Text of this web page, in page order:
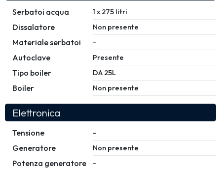
Serbatoi acqua 1 x 275 litri
Dissalatore Non presente
Materiale serbatoi -
Autoclave Presente
Tipo boiler DA 25L
Boiler Non presente
Elettronica
Tensione -
Generatore Non presente
Potenza generatore -